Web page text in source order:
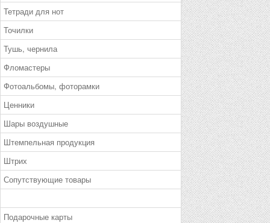
Тетради для нот
Точилки
Тушь, чернила
Фломастеры
Фотоальбомы, фоторамки
Ценники
Шары воздушные
Штемпельная продукция
Штрих
Сопутствующие товары
Подарочные карты